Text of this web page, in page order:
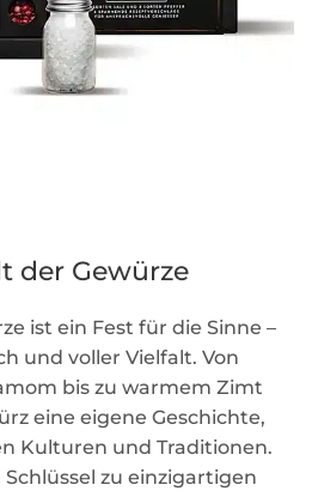
der Gewürze
ist ein Fest für die Sinne –
und voller Vielfalt. Von
bis zu warmem Zimt
eine eigene Geschichte,
Kulturen und Traditionen.
zu einzigartigen